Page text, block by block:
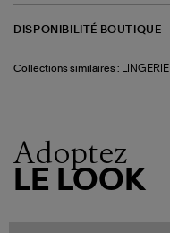
DISPONIBILITÉ BOUTIQUE
Collections similaires : LINGERIE
Adoptez
LE LOOK